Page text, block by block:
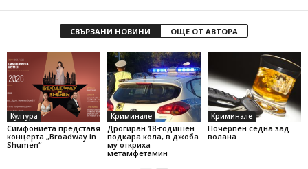
СВЪРЗАНИ НОВИНИ ОЩЕ ОТ АВТОРА
Култура
Симфониета представя
концерта „Broadway in
Shumen“
Криминале
Дрогиран 18-годишен
подкара кола, в джоба
му откриха
метамфетамин
Криминале
Почерпен седна зад
волана